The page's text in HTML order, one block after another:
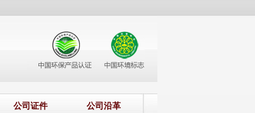
公司证件 公司沿革